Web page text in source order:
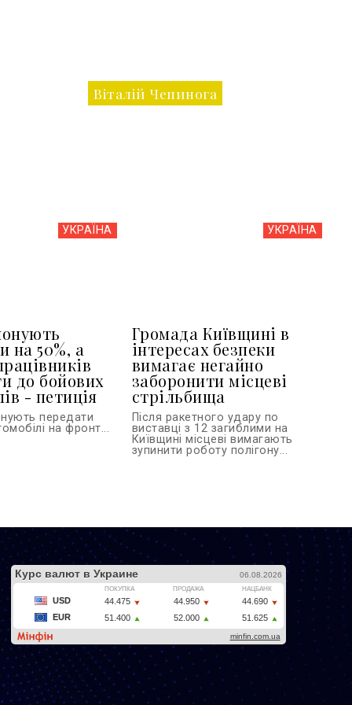
Віталій Чепинога
УКРАЇНА
на 50%, а
до бойових
- петиція
передати
на фронт...
УКРАЇНА
Громада Київщині в
інтересах безпеки
вимагає негайно
заборонити місцеві
стрільбища
Після ракетного удару по
виставці з 12 загиблими на
Київщині місцеві вимагають
зупинити роботу полігону...